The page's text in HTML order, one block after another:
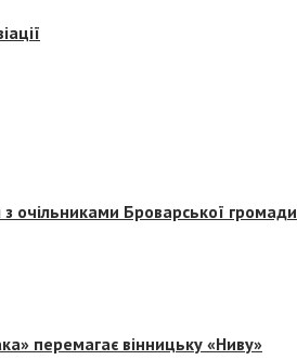
очільниками Броварської громади
перемагає вінницьку «Ниву»